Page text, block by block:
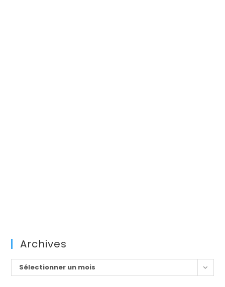
Archives
Archives
Sélectionner un mois